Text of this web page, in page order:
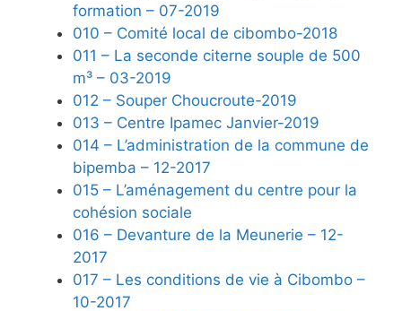
formation – 07-2019
010 – Comité local de cibombo-2018
011 – La seconde citerne souple de 500
m³ – 03-2019
012 – Souper Choucroute-2019
013 – Centre Ipamec Janvier-2019
014 – L’administration de la commune de
bipemba – 12-2017
015 – L’aménagement du centre pour la
cohésion sociale
016 – Devanture de la Meunerie – 12-
2017
017 – Les conditions de vie à Cibombo –
10-2017